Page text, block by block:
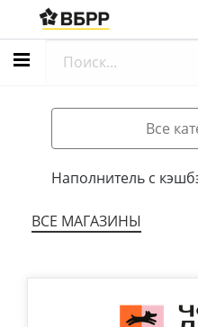
Все
Наполнитель с
ВСЕ МАГАЗИНЫ